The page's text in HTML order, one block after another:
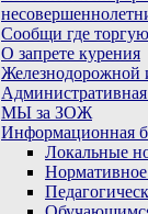
Сообщи где
О запрете курения
Железнодорожной
Административная
МЫ за ЗОЖ
Информационная
Локальные
Нормативное